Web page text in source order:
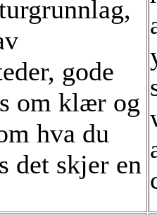
gode
om klær og
hva du
det skjer en